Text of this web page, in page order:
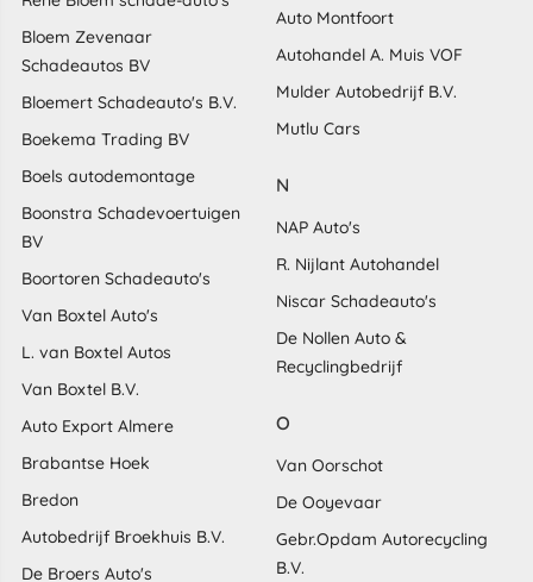
Bloem Zevenaar
Schadeautos BV
Bloemert Schadeauto's B.V.
Boekema Trading BV
Boels autodemontage
Boonstra Schadevoertuigen
BV
Boortoren Schadeauto's
Van Boxtel Auto's
L. van Boxtel Autos
Van Boxtel B.V.
Auto Export Almere
Brabantse Hoek
Bredon
Autobedrijf Broekhuis B.V.
De Broers Auto's
Auto Montfoort
Autohandel A. Muis VOF
Mulder Autobedrijf B.V.
Mutlu Cars
N
NAP Auto's
R. Nijlant Autohandel
Niscar Schadeauto's
De Nollen Auto &
Recyclingbedrijf
O
Van Oorschot
De Ooyevaar
Gebr.Opdam Autorecycling
B.V.